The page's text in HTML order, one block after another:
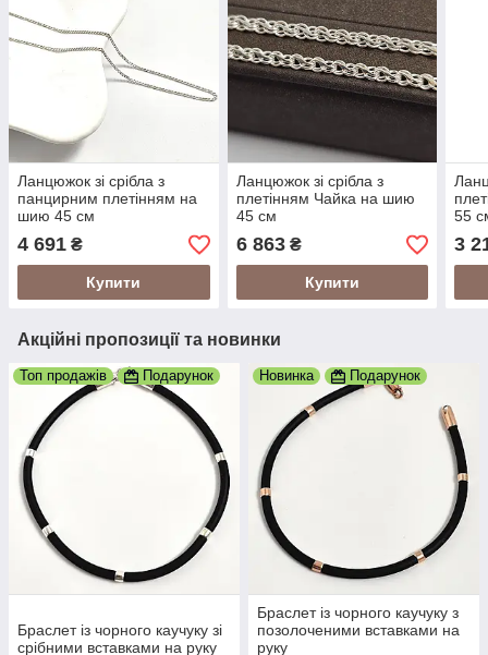
Ланцюжок зі срібла з
панцирним плетінням на
шию 45 см
4 691 ₴
Купити
Ланцюжок зі срібла з
плетінням Чайка на шию
45 см
6 863₴
Купити
55
3
Акційні пропозиції та новинки
Топ продажів Подарунок
Браслет із чорного каучуку зі
срібними вставками на руку
Новинка Подарунок
Браслет із чорного каучуку з
позолоченими вставками на
руку